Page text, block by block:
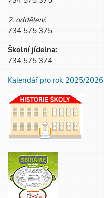
2. oddělení:
734 575 375
Školní jídelna:
734 575 374
Kalendář pro rok 2025/2026